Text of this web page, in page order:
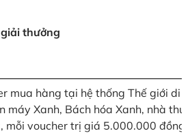
thưởng
mua hàng tại hệ thống Thế giới di
máy Xanh, Bách hóa Xanh, nhà
mỗi voucher trị giá 5.000.000 đồng